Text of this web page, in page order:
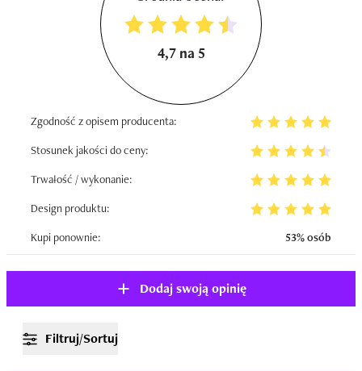
4,7 na 5
Zgodność z opisem producenta:
Stosunek jakości do ceny:
Trwałość / wykonanie:
Design produktu:
Kupi ponownie:
53% osób
Dodaj swoją opinię
Filtruj/Sortuj